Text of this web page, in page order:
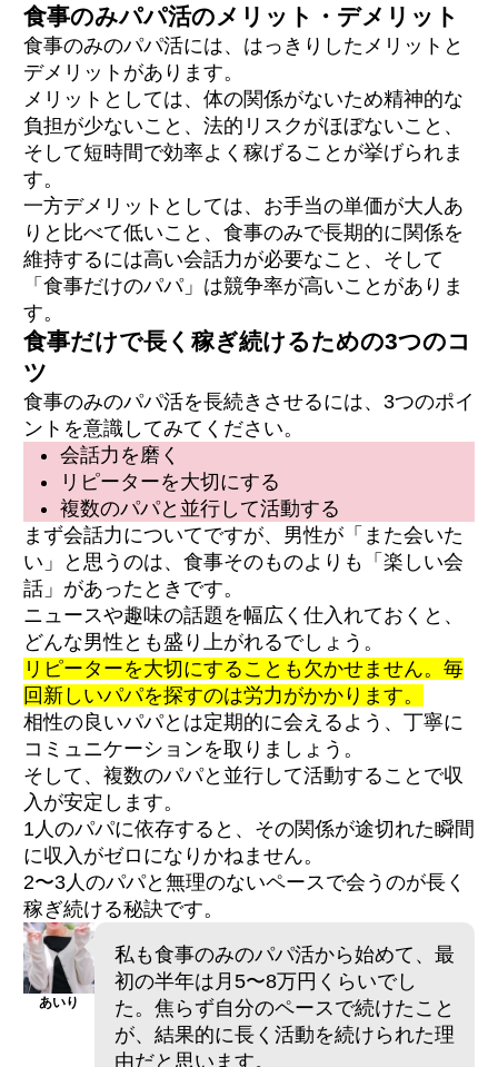
食事のみパパ活のメリット・デメリット
食事のみのパパ活には、はっきりしたメリットと
デメリットがあります。
メリットとしては、体の関係がないため精神的な
負担が少ないこと、法的リスクがほぼないこと、
そして短時間で効率よく稼げることが挙げられま
す。
一方デメリットとしては、お手当の単価が大人あ
りと比べて低いこと、食事のみで長期的に関係を
維持するには高い会話力が必要なこと、そして
「食事だけのパパ」は競争率が高いことがありま
す。
食事だけで長く稼ぎ続けるための3つのコ
ツ
食事のみのパパ活を長続きさせるには、3つのポイ
ントを意識してみてください。
会話力を磨く
リピーターを大切にする
複数のパパと並行して活動する
まず会話力についてですが、男性が「また会いた
い」と思うのは、食事そのものよりも「楽しい会
話」があったときです。
ニュースや趣味の話題を幅広く仕入れておくと、
どんな男性とも盛り上がれるでしょう。
リピーターを大切にすることも欠かせません。毎
回新しいパパを探すのは労力がかかります。
相性の良いパパとは定期的に会えるよう、丁寧に
コミュニケーションを取りましょう。
そして、複数のパパと並行して活動することで収
入が安定します。
1人のパパに依存すると、その関係が途切れた瞬間
に収入がゼロになりかねません。
2〜3人のパパと無理のないペースで会うのが長く
稼ぎ続ける秘訣です。
あいり
私も食事のみのパパ活から始めて、最
初の半年は月5〜8万円くらいでし
た。焦らず自分のペースで続けたこと
が、結果的に長く活動を続けられた理
由だと思います。